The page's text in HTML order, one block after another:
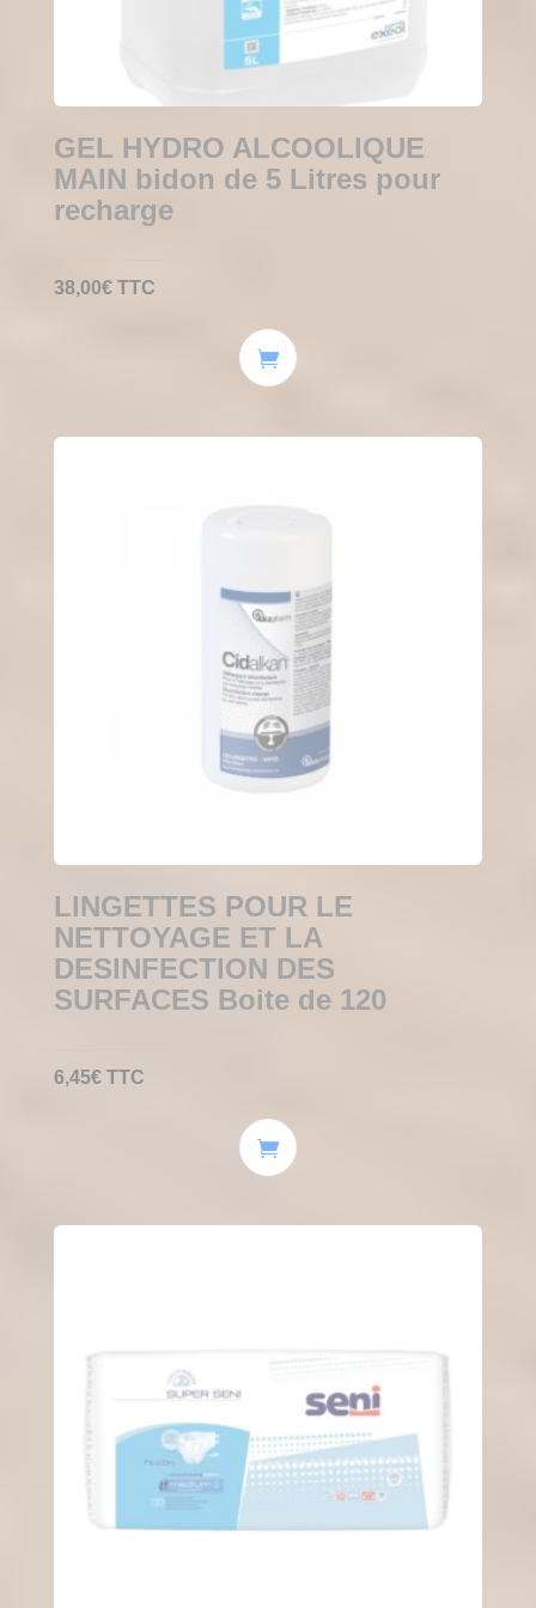
GEL HYDRO ALCOOLIQUE
MAIN bidon de 5 Litres pour
recharge
38,00€ TTC
LINGETTES POUR LE
NETTOYAGE ET LA
DESINFECTION DES
SURFACES Boite de 120
6,45€ TTC